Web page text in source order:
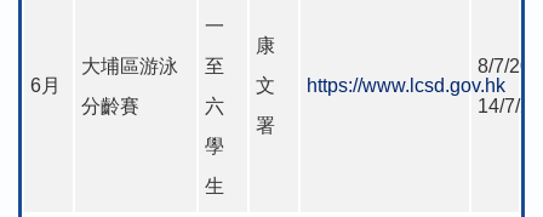
6月
大埔區游泳
分齡賽
一
至
六
學
生
康
文
署
https://www.lcsd.gov.hk
8/7/
14/7/